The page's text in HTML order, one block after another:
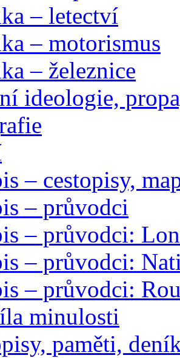
– letectví
– motorismus
– železnice
ideologie,
– cestopisy,
– průvodci
– průvodci:
– průvodci:
– průvodci:
minulosti
paměti,